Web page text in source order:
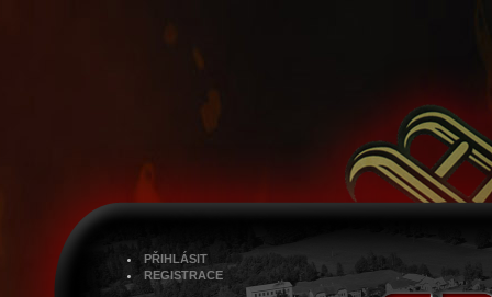
PŘIHLÁSIT
REGISTRACE